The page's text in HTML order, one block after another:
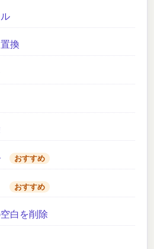
換
おすすめ
おすすめ
白を削除